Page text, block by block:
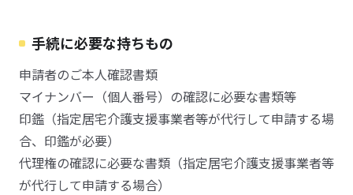
手続に必要な持ちもの
申請者のご本人確認書類
マイナンバー（個人番号）の確認に必要な書類等
印鑑（指定居宅介護支援事業者等が代行して申請する場
合、印鑑が必要）
代理権の確認に必要な書類（指定居宅介護支援事業者等
が代行して申請する場合）